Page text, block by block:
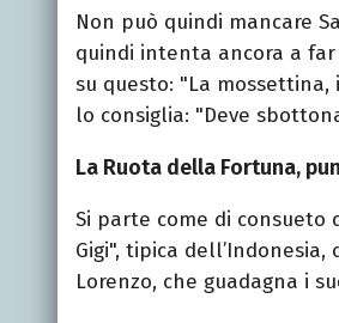
Non può quindi mancare
quindi intenta ancora a
su questo: "La
lo consiglia: "Deve
La Ruota della Fortuna,
Si parte come di consueto
Gigi", tipica
Lorenzo, che guadagna i